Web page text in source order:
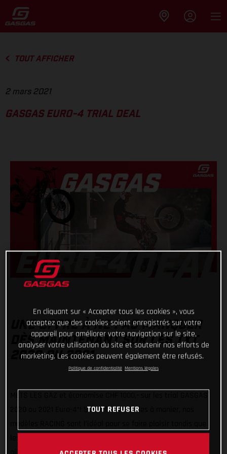
TOUT AFFICHER
2 mars 2021
GASGAS EURO-4 TRIAL DEAL
UNE OFFRE À NE PAS MANQUER
DÈS MAINTENANT SUR LES TXT
2020 OU 2021
2020 ou 2021 Euro-4*! Super fun et faciles à manier, nos
En cliquant sur « Accepter tous les cookies », vous
acceptez que des cookies soient enregistrés sur votre
appareil pour améliorer votre navigation sur le site,
analyser votre utilisation du site et soutenir nos efforts de
marketing. Les cookies peuvent également être refusés.
Politique de confidentialité Mentions légales
TOUT REFUSER